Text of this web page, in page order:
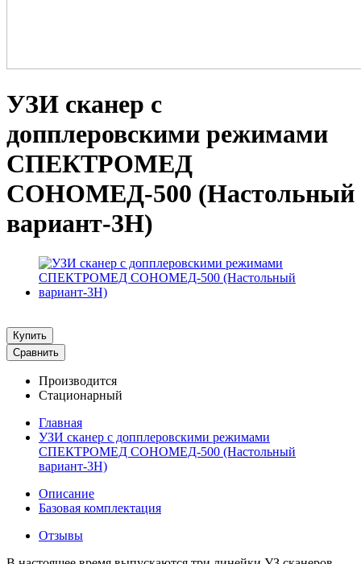
УЗИ сканер с
допплеровскими режимами
СПЕКТРОМЕД
СОНОМЕД-500 (Настольный
вариант-3Н)
Купить
Сравнить
Производится
Стационарный
Главная
УЗИ сканер с допплеровскими режимами
СПЕКТРОМЕД СОНОМЕД-500 (Настольный
вариант-3Н)
Описание
Базовая комплектация
Отзывы